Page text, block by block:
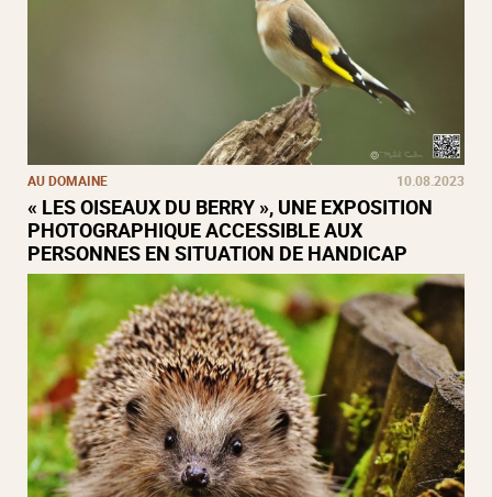
AU DOMAINE 10.08.2023
« LES OISEAUX DU BERRY », UNE EXPOSITION
PHOTOGRAPHIQUE ACCESSIBLE AUX
PERSONNES EN SITUATION DE HANDICAP